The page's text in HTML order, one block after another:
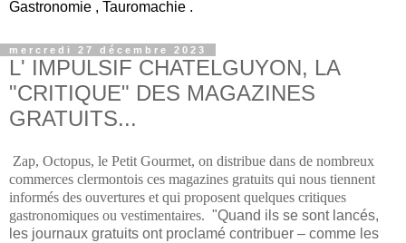
Gastronomie , Tauromachie .
mercredi 27 décembre 2023
L' IMPULSIF CHATELGUYON, LA
"CRITIQUE" DES MAGAZINES
GRATUITS...
Zap, Octopus, le Petit Gourmet, on distribue dans de nombreux
commerces clermontois ces magazines gratuits qui nous tiennent
informés des ouvertures et qui proposent quelques critiques
gastronomiques ou vestimentaires. "Quand ils se sont lancés,
les journaux gratuits ont proclamé contribuer – comme les